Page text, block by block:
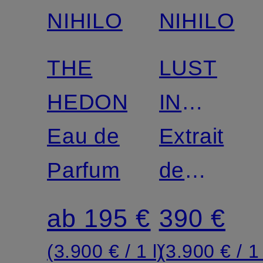
NIHILO
THE
HEDONIST
Eau de
Parfum
ab 195 €
(3.900 € / 1 l)
NIHILO
LUST
IN
Extrait
de
Parfum
390 €
(3.900 € /